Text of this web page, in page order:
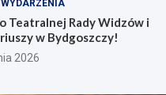
WYDARZENIA
Teatralnej Rady Widzów i
w Bydgoszczy!
2026